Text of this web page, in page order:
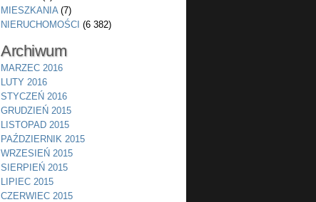
MIESZKANIA(7)
NIERUCHOMOŚCI (6 382)
Archiwum
MARZEC 2016
LUTY 2016
STYCZEŃ 2016
GRUDZIEŃ 2015
LISTOPAD 2015
PAŹDZIERNIK 2015
WRZESIEŃ 2015
SIERPIEŃ 2015
LIPIEC 2015
CZERWIEC 2015